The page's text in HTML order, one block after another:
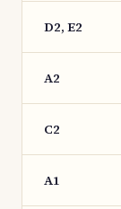
D2, E2
A2
C2
A1